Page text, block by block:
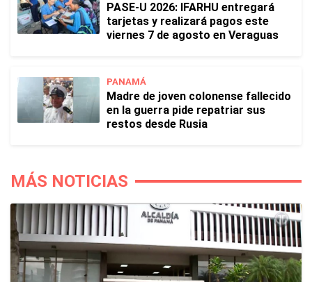
PASE-U 2026: IFARHU entregará
tarjetas y realizará pagos este
viernes 7 de agosto en Veraguas
PANAMÁ
Madre de joven colonense fallecido
en la guerra pide repatriar sus
restos desde Rusia
MÁS NOTICIAS